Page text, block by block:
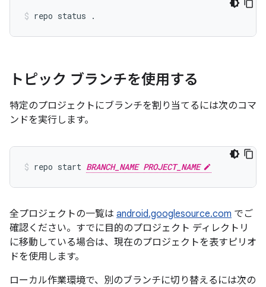
トピック ブランチを使用する
特定のプロジェクトにブランチを割り当てるには次のコマ
ンドを実行します。
repo start BRANCH_NAME PROJECT_NAME
全プロジェクトの一覧は android.googlesource.com でご
確認ください。すでに目的のプロジェクト ディレクトリ
に移動している場合は、現在のプロジェクトを表すピリオ
ドを使用します。
ローカル作業環境で、別のブランチに切り替えるには次の